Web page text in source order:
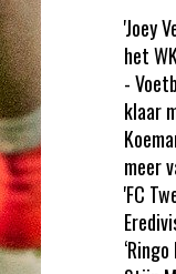
'Joey
het
-
klaar
meer
'FC